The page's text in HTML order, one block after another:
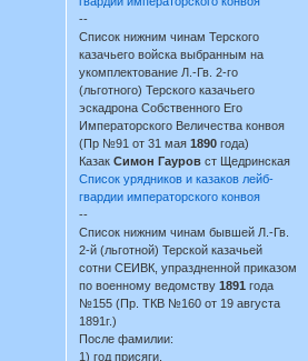
--
Список нижним чинам Терского
казачьего войска выбранным на
укомплектование Л.-Гв. 2-го
(льготного) Терского казачьего
эскадрона Собственного Его
Императорского Величества конвоя
(Пр №91 от 31 мая1890 года)
КазакСимон Гауров ст Щедринская
Список урядников и казаков лейб-
гвардии императорского конвоя
--
Список нижним чинам бывшей Л.-Гв.
2-й (льготной) Терской казачьей
сотни СЕИВК, упраздненной приказом
по военному ведомству1891 года
№155 (Пр. ТКВ №160 от 19 августа
1891г.)
После фамилии:
1) год присяги,